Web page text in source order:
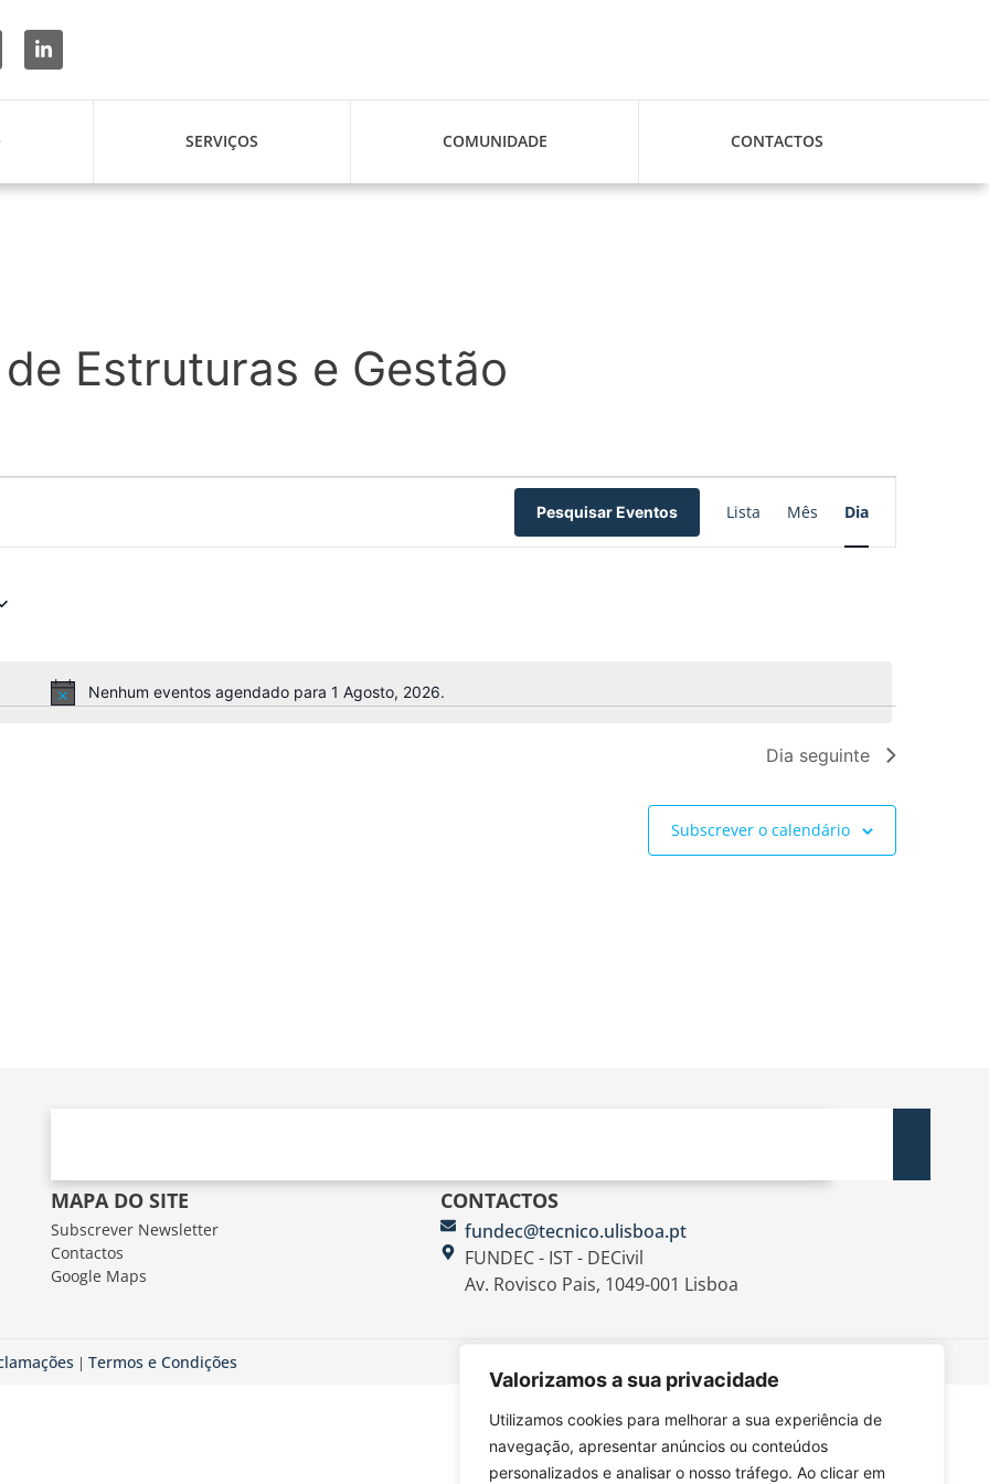
Valorizamos a sua privacidade
Utilizamos cookies para melhorar a sua experiência de
navegação, apresentar anúncios ou conteúdos
personalizados e analisar o nosso tráfego. Ao clicar em
SERVIÇOS COMUNIDADE CONTACTOS
Estruturas e Gestão
Aviso
Nenhum eventos agendado para 1 Agosto, 2026.
Pesquisar Eventos
de
visualização
Lista Mês Dia
Dia seguinte
Subscrever o calendário
MAPA DO SITE
Subscrever Newsletter
Contactos
Google Maps
CONTACTOS
fundec@tecnico.ulisboa.pt
FUNDEC - IST - DECivil
Av. Rovisco Pais, 1049-001 Lisboa
| Termos e Condições